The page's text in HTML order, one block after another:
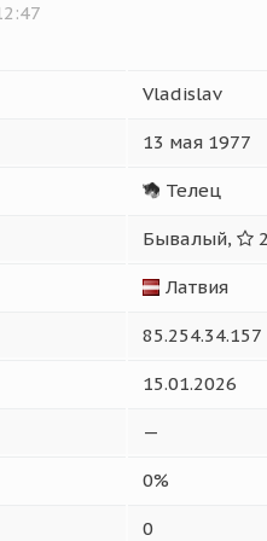
Vladislav
13 мая 1977
Телец
Бывалый,
Латвия
85.254.34.157
15.01.2026
—
0%
0